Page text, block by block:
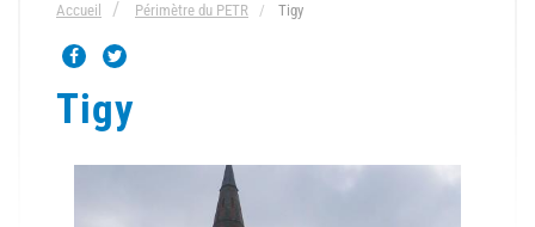
Accueil Périmètre du PETR Tigy
Tigy